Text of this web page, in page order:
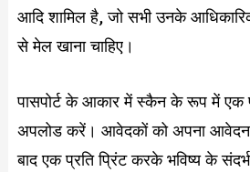
आदि शामिल है, जो सभी उनके
से मेल खाना चाहिए।
पासपोर्ट के आकार में स्कैन के रूप में एक
अपलोड करें। आवेदकों को अपना आवेदन
बाद एक प्रति प्रिंट करके भविष्य के